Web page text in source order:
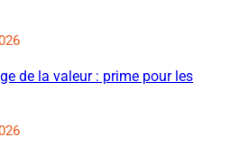
de la valeur : prime pour les